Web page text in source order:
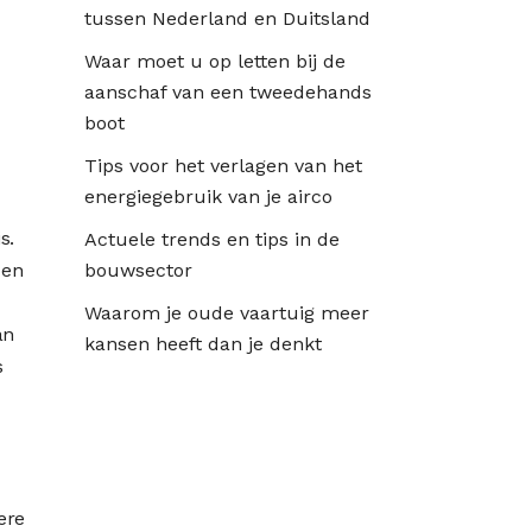
tussen Nederland en Duitsland
Waar moet u op letten bij de
aanschaf van een tweedehands
boot
Tips voor het verlagen van het
energiegebruik van je airco
Actuele trends en tips in de
bouwsector
Waarom je oude vaartuig meer
kansen heeft dan je denkt